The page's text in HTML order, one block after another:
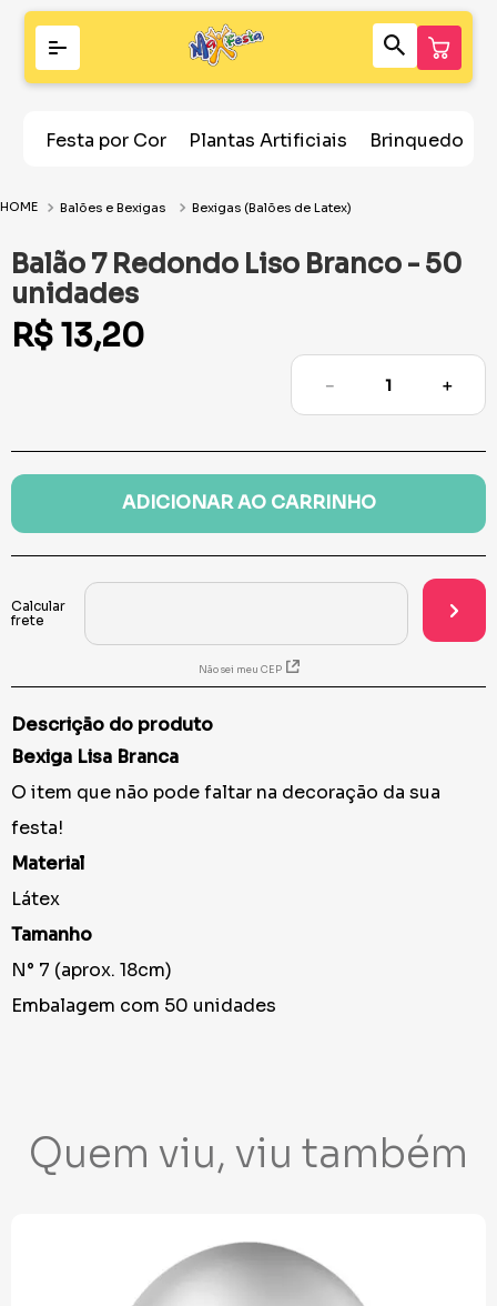
Festa por Cor Plantas Artificiais Brinquedos
Balões e Bexigas Bexigas (Balões de Latex)
Balão 7 Redondo Liso Branco - 50
unidades
R$ 13,20
＋
－
ADICIONAR AO CARRINHO
Não sei meu CEP
Descrição do produto
Bexiga Lisa Branca
O item que não pode faltar na decoração da sua
festa!
Material
Látex
Tamanho
N° 7 (aprox. 18cm)
Embalagem com 50 unidades
Quem viu, viu também